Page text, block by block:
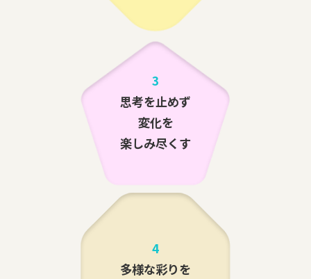
3
思考を止めず
変化を
楽しみ尽くす
4
多様な彩りを